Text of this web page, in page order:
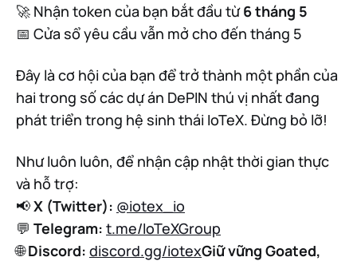
🚀 Nhận token của bạn bắt đầu từ6 tháng 5
📅 Cửa sổ yêu cầu vẫn mở cho đến tháng 5
Đây là cơ hội của bạn để trở thành một phần của
hai trong số các dự án DePIN thú vị nhất đang
phát triển trong hệ sinh thái IoTeX. Đừng bỏ lỡ!
Như luôn luôn, để nhận cập nhật thời gian thực
và hỗ trợ:
📢X (Twitter): @iotex_io
💬 Telegram: t.me/IoTeXGroup
🌐Discord: discord.gg/iotexGiữ vững Goated,